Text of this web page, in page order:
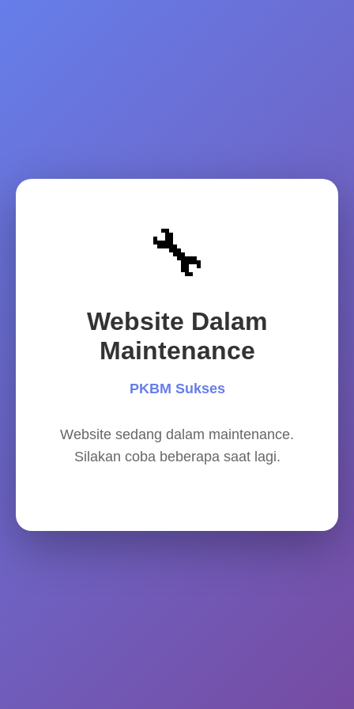
🔧
Website Dalam
Maintenance
PKBM Sukses
Website sedang dalam maintenance.
Silakan coba beberapa saat lagi.